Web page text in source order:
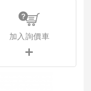
加入詢價車